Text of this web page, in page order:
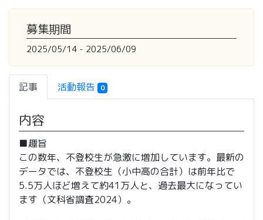
募集期間
2025/05/14 - 2025/06/09
記事 活動報告 0
内容
■趣旨
この数年、不登校生が急激に増加しています。最新の
データでは、不登校生（小中高の合計）は前年比で
5.5万人ほど増えて約41万人と、過去最大になってい
ます（文科省調査2024）。